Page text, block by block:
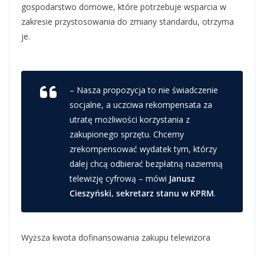
gospodarstwo domowe, które potrzebuje wsparcia w
zakresie przystosowania do zmiany standardu, otrzyma
je.
– Nasza propozycja to nie świadczenie
socjalne, a uczciwa rekompensata za
utratę możliwości korzystania z
zakupionego sprzętu. Chcemy
zrekompensować wydatek tym, którzy
dalej chcą odbierać bezpłatną naziemną
telewizję cyfrową – mówi Janusz
Cieszyński, sekretarz stanu w KPRM.
Wyższa kwota dofinansowania zakupu telewizora